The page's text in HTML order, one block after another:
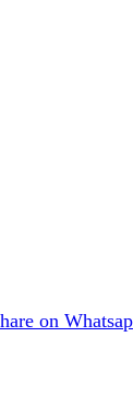
on